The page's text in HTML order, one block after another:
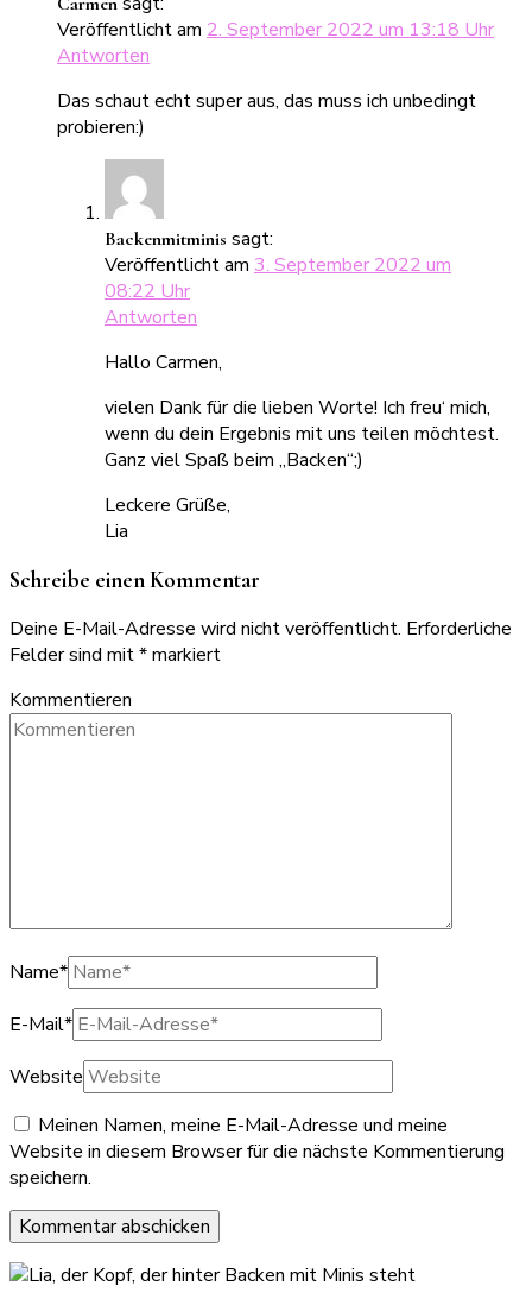
Veröffentlicht am 2. September 2022 um 13:18 Uhr
Antworten
Das schaut echt super aus, das muss ich unbedingt
probieren:)
Backenmitminis sagt:
Veröffentlicht am 3. September 2022 um
08:22 Uhr
Antworten
Hallo Carmen,
vielen Dank für die lieben Worte! Ich freu‘ mich,
wenn du dein Ergebnis mit uns teilen möchtest.
Ganz viel Spaß beim „Backen“;)
Leckere Grüße,
Lia
Schreibe einen Kommentar
Deine E-Mail-Adresse wird nicht veröffentlicht. Erforderliche
Felder sind mit*markiert
Kommentieren
Name*
E-Mail*
Website
Meinen Namen, meine E-Mail-Adresse und meine
Website in diesem Browser für die nächste Kommentierung
speichern.